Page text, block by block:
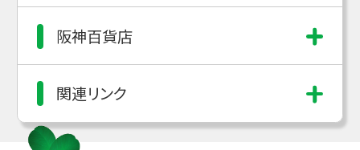
阪神百貨店
関連リンク